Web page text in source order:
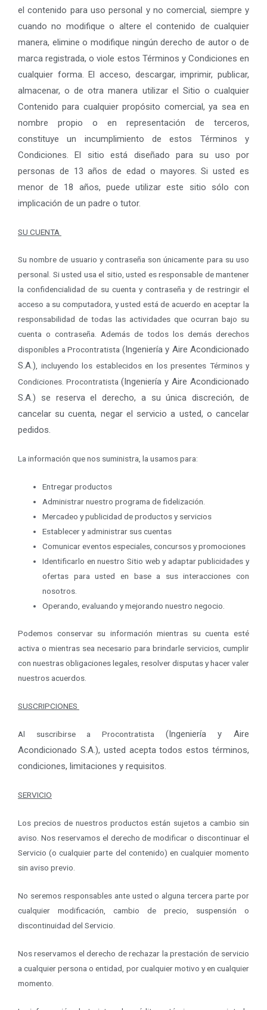
el contenido para uso personal y no comercial, siempre y
cuando no modifique o altere el contenido de cualquier
manera, elimine o modifique ningún derecho de autor o de
marca registrada, o viole estos Términos y Condiciones en
cualquier forma. El acceso, descargar, imprimir, publicar,
almacenar, o de otra manera utilizar el Sitio o cualquier
Contenido para cualquier propósito comercial, ya sea en
nombre propio o en representación de terceros,
constituye un incumplimiento de estos Términos y
Condiciones. El sitio está diseñado para su uso por
personas de 13 años de edad o mayores. Si usted es
menor de 18 años, puede utilizar este sitio sólo con
implicación de un padre o tutor.
SU CUENTA
Su nombre de usuario y contraseña son únicamente para su uso
personal. Si usted usa el sitio, usted es responsable de mantener
la confidencialidad de su cuenta y contraseña y de restringir el
acceso a su computadora, y usted está de acuerdo en aceptar la
responsabilidad de todas las actividades que ocurran bajo su
cuenta o contraseña. Además de todos los demás derechos
disponibles a Procontratista (Ingeniería y Aire Acondicionado
S.A.), incluyendo los establecidos en los presentes Términos y
Condiciones. Procontratista (Ingeniería y Aire Acondicionado
S.A.)
se reserva el derecho, a su única discreción, de
cancelar su cuenta, negar el servicio a usted, o cancelar
pedidos.
La información que nos suministra, la usamos para:
Entregar productos
Administrar nuestro programa de fidelización.
Mercadeo y publicidad de productos y servicios
Establecer y administrar sus cuentas
Comunicar eventos especiales, concursos y promociones
Identificarlo en nuestro Sitio web y adaptar publicidades y
ofertas para usted en base a sus interacciones con
nosotros.
Operando, evaluando y mejorando nuestro negocio.
Podemos conservar su información mientras su cuenta esté
activa o mientras sea necesario para brindarle servicios, cumplir
con nuestras obligaciones legales, resolver disputas y hacer valer
nuestros acuerdos.
SUSCRIPCIONES
Al suscribirse a Procontratista (Ingeniería y Aire
Acondicionado S.A.), usted acepta todos estos términos,
condiciones, limitaciones y requisitos.
SERVICIO
Los precios de nuestros productos están sujetos a cambio sin
aviso. Nos reservamos el derecho de modificar o discontinuar el
Servicio (o cualquier parte del contenido) en cualquier momento
sin aviso previo.
No seremos responsables ante usted o alguna tercera parte por
cualquier modificación, cambio de precio, suspensión o
discontinuidad del Servicio.
Nos reservamos el derecho de rechazar la prestación de servicio
a cualquier persona o entidad, por cualquier motivo y en cualquier
momento.